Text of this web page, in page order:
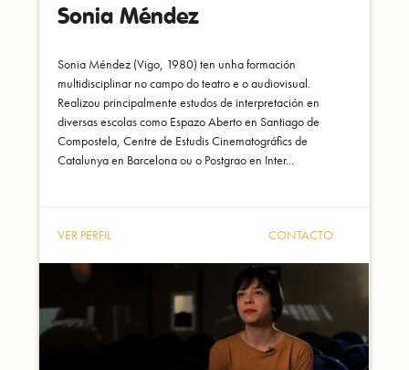
Sonia Méndez
Sonia Méndez (Vigo, 1980) ten unha formación
multidisciplinar no campo do teatro e o audiovisual.
Realizou principalmente estudos de interpretación en
diversas escolas como Espazo Aberto en Santiago de
Compostela, Centre de Estudis Cinematográfics de
Catalunya en Barcelona ou o Postgrao en Inter...
VER PERFIL CONTACTO